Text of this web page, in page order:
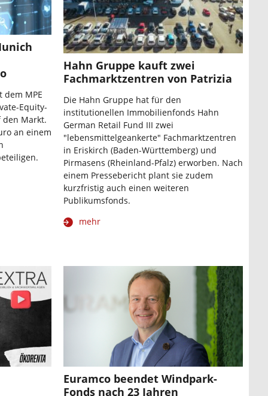
MPE
Equity-
den Markt.
an einem
Hahn Gruppe kauft zwei
Fachmarktzentren von Patrizia
Die Hahn Gruppe hat für den
institutionellen Immobilienfonds Hahn
German Retail Fund III zwei
"lebensmittelgeankerte" Fachmarktzentren
in Eriskirch (Baden-Württemberg) und
Pirmasens (Rheinland-Pfalz) erworben. Nach
einem Pressebericht plant sie zudem
kurzfristig auch einen weiteren
Publikumsfonds.
mehr
Euramco beendet Windpark-
Fonds nach 23 Jahren